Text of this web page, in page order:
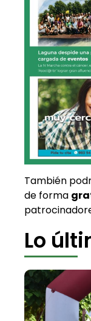
También
de forma
Lo